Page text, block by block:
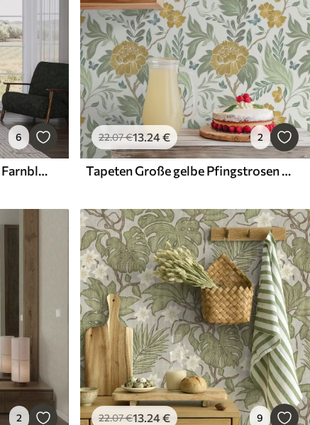
6
Tapeten Grünes Muster mit Farnblättern
22.07€13.24€ 2
Tapeten Große gelbe Pfingstrosen und Grünpflanzen auf hellem Hintergrund
2 22.07€13.24€ 9